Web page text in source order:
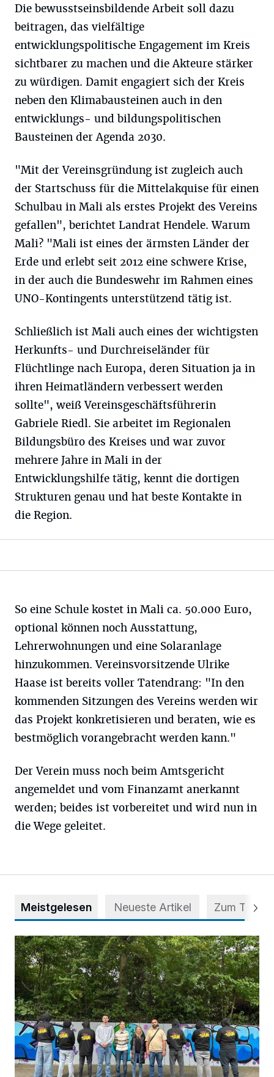
Die bewusstseinsbildende Arbeit soll dazu
beitragen, das vielfältige
entwicklungspolitische Engagement im Kreis
sichtbarer zu machen und die Akteure stärker
zu würdigen. Damit engagiert sich der Kreis
neben den Klimabausteinen auch in den
entwicklungs- und bildungspolitischen
Bausteinen der Agenda 2030.
"Mit der Vereinsgründung ist zugleich auch
der Startschuss für die Mittelakquise für einen
Schulbau in Mali als erstes Projekt des Vereins
gefallen", berichtet Landrat Hendele. Warum
Mali? "Mali ist eines der ärmsten Länder der
Erde und erlebt seit 2012 eine schwere Krise,
in der auch die Bundeswehr im Rahmen eines
UNO-Kontingents unterstützend tätig ist.
Schließlich ist Mali auch eines der wichtigsten
Herkunfts- und Durchreiseländer für
Flüchtlinge nach Europa, deren Situation ja in
ihren Heimatländern verbessert werden
sollte", weiß Vereinsgeschäftsführerin
Gabriele Riedl. Sie arbeitet im Regionalen
Bildungsbüro des Kreises und war zuvor
mehrere Jahre in Mali in der
Entwicklungshilfe tätig, kennt die dortigen
Strukturen genau und hat beste Kontakte in
die Region.
So eine Schule kostet in Mali ca. 50.000 Euro,
optional können noch Ausstattung,
Lehrerwohnungen und eine Solaranlage
hinzukommen. Vereinsvorsitzende Ulrike
Haase ist bereits voller Tatendrang: "In den
kommenden Sitzungen des Vereins werden wir
das Projekt konkretisieren und beraten, wie es
bestmöglich vorangebracht werden kann."
Der Verein muss noch beim Amtsgericht
angemeldet und vom Finanzamt anerkannt
werden; beides ist vorbereitet und wird nun in
die Wege geleitet.
Meistgelesen Neueste Artikel Zum Thema
Aus Grau wird Haltung